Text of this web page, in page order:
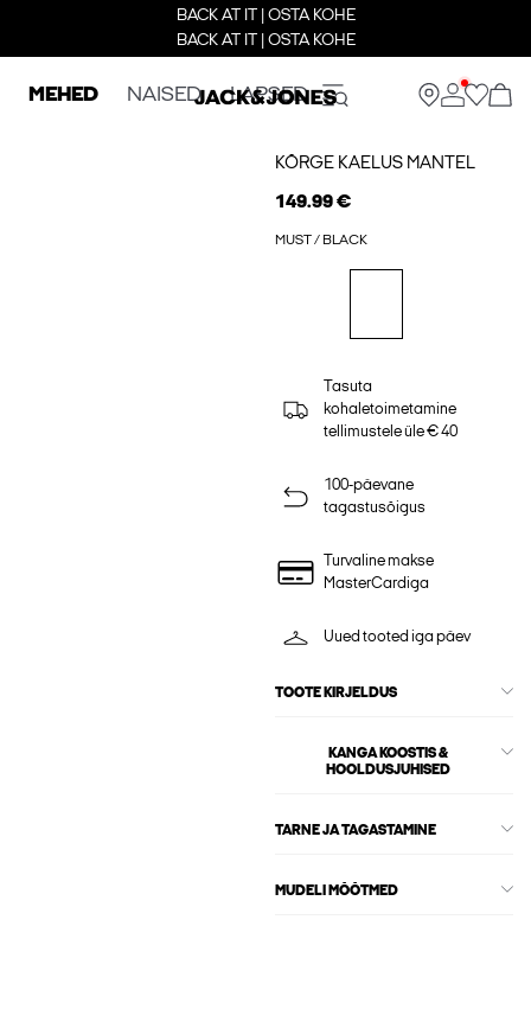
BACK AT IT | OSTA KOHE
BACK AT IT | OSTA KOHE
MEHED NAISED LAPSED
KÕRGE KAELUS MANTEL
149.99 €
MUST / BLACK
Tasuta
kohaletoimetamine
tellimustele üle € 40
100-päevane
tagastusõigus
Turvaline makse
MasterCardiga
Uued tooted iga päev
TOOTE KIRJELDUS
KANGA KOOSTIS &
HOOLDUSJUHISED
TARNE JA TAGASTAMINE
MUDELI MÕÕTMED